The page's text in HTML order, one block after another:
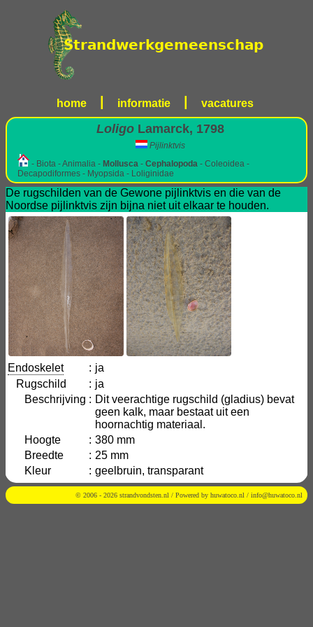
home informatie vacatures
LoligoLamarck, 1798
Pijlinktvis
- Biota - Animalia - Mollusca - Cephalopoda - Coleoidea -
Decapodiformes - Myopsida - Loliginidae
De rugschilden van de Gewone pijlinktvis en die van de
Noordse pijlinktvis zijn bijna niet uit elkaar te houden.
Endoskelet : ja
Rugschild
: ja
Beschrijving : Dit veerachtige rugschild (gladius) bevat
geen kalk, maar bestaat uit een
hoornachtig materiaal.
Hoogte
: 380 mm
Breedte
: 25 mm
Kleur
: geelbruin, transparant
© 2006 - 2026 strandvondsten.nl / Powered by huwatoco.nl / info@huwatoco.nl